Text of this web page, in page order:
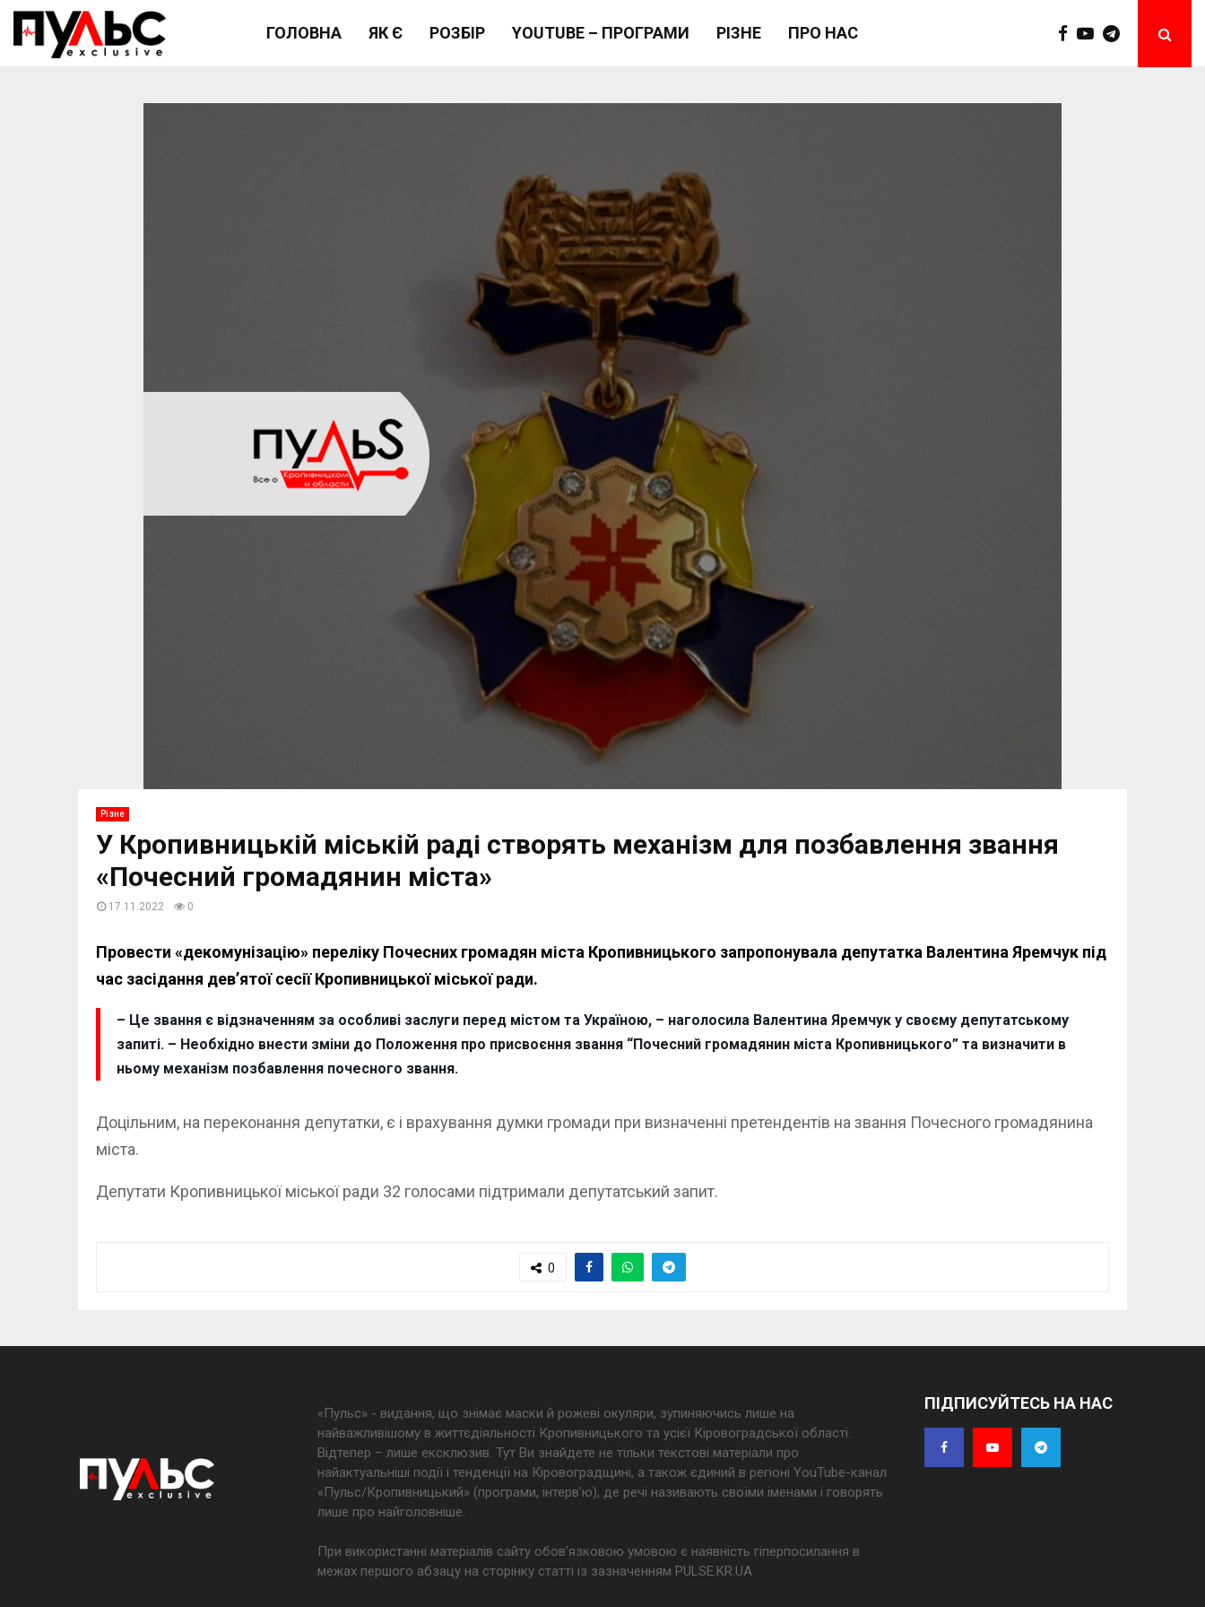
ГОЛОВНА ЯК Є РОЗБІР YOUTUBE – ПРОГРАМИ РІЗНЕ ПРО НАС
Різне
У Кропивницькій міській раді створять механізм для позбавлення звання
«Почесний громадянин міста»
17.11.2022 0
Провести «декомунізацію» переліку Почесних громадян міста Кропивницького запропонувала депутатка Валентина Яремчук під
час засідання дев’ятої сесії Кропивницької міської ради.
– Це звання є відзначенням за особливі заслуги перед містом та Україною, – наголосила Валентина Яремчук у своєму депутатському
запиті. – Необхідно внести зміни до Положення про присвоєння звання “Почесний громадянин міста Кропивницького” та визначити в
ньому механізм позбавлення почесного звання.
Доцільним, на переконання депутатки, є і врахування думки громади при визначенні претендентів на звання Почесного громадянина
міста.
Депутати Кропивницької міської ради 32 голосами підтримали депутатський запит.
0
«Пульс» - видання, що знімає маски й рожеві окуляри, зупиняючись лише на
найважливішому в життєдіяльності Кропивницького та усієї Кіровоградської області.
Відтепер – лише ексклюзив. Тут Ви знайдете не тільки текстові матеріали про
найактуальніші події і тенденції на Кіровоградщині, а також єдиний в регіоні YouTube-канал
«Пульс/Кропивницький» (програми, інтерв’ю), де речі називають своїми іменами і говорять
лише про найголовніше.
При використанні матеріалів сайту обов'язковою умовою є наявність гіперпосилання в
межах першого абзацу на сторінку статті із зазначенням PULSE.KR.UA
ПІДПИСУЙТЕСЬ НА НАС